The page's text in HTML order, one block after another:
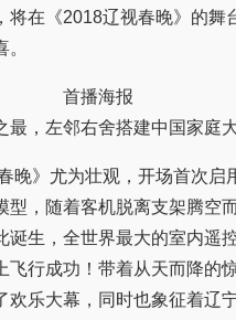
将在《2018辽视春晚》的舞
首播海报
，左邻右舍搭建中国家庭
》尤为壮观，开场首次启
型，随着客机脱离支架腾空
诞生，全世界最大的室内遥
飞行成功！带着从天而降的
欢乐大幕，同时也象征着辽